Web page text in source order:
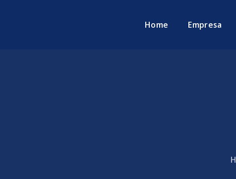
Home Empresa